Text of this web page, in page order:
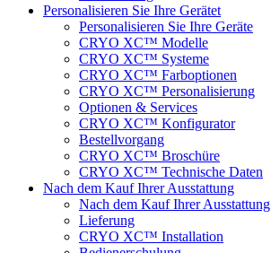
Personalisieren Sie Ihre Gerätet
Personalisieren Sie Ihre Geräte
CRYO XC™ Modelle
CRYO XC™ Systeme
CRYO XC™ Farboptionen
CRYO XC™ Personalisierung
Optionen & Services
CRYO XC™ Konfigurator
Bestellvorgang
CRYO XC™ Broschüre
CRYO XC™ Technische Daten
Nach dem Kauf Ihrer Ausstattung
Nach dem Kauf Ihrer Ausstattung
Lieferung
CRYO XC™ Installation